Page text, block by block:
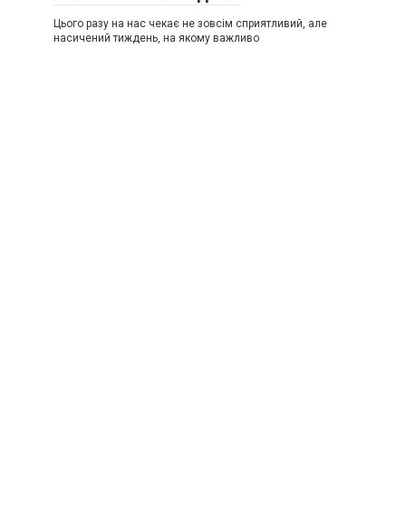
Цього разу на нас чекає не зовсім сприятливий, але
насичений тиждень, на якому важливо